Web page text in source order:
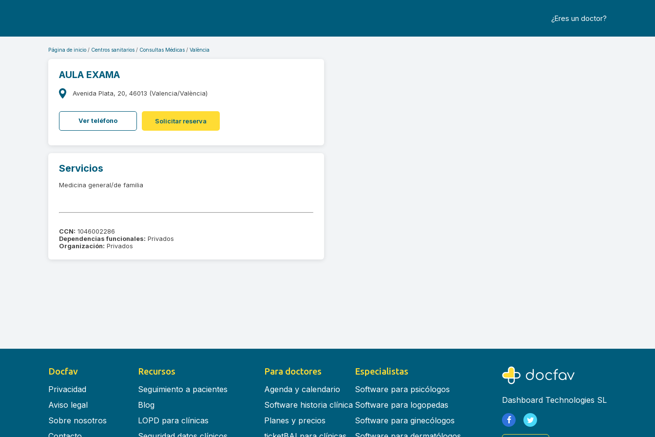
¿Eres un doctor?
Página de inicio Centros sanitarios Consultas Médicas València
AULA EXAMA
Avenida Plata, 20, 46013 (Valencia/València)
Ver teléfono Solicitar reserva
Servicios
Medicina general/de familia
CCN: 1046002286
Dependencias funcionales: Privados
Organización: Privados
Docfav
Privacidad
Aviso legal
Sobre nosotros
Recursos
Seguimiento a pacientes
Blog
LOPD para clínicas
Para doctores
Agenda y calendario
Software historia clínica
Planes y precios
Especialistas
Software para psicólogos
Software para logopedas
Software para ginecólogos
Dashboard Technologies SL